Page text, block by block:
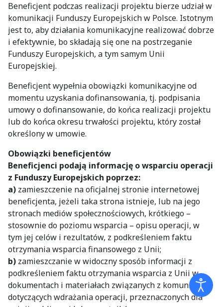
Beneficjent podczas realizacji projektu bierze udział w
komunikacji Funduszy Europejskich w Polsce. Istotnym
jest to, aby działania komunikacyjne realizować dobrze
i efektywnie, bo składają się one na postrzeganie
Funduszy Europejskich, a tym samym Unii
Europejskiej.
Beneficjent wypełnia obowiązki komunikacyjne od
momentu uzyskania dofinansowania, tj. podpisania
umowy o dofinansowanie, do końca realizacji projektu
lub do końca okresu trwałości projektu, który został
określony w umowie.
Obowiązki beneficjentów
Beneficjenci podają informację o wsparciu operacji
z Funduszy Europejskich poprzez:
a) zamieszczenie na oficjalnej stronie internetowej
beneficjenta, jeżeli taka strona istnieje, lub na jego
stronach mediów społecznościowych, krótkiego –
stosownie do poziomu wsparcia – opisu operacji, w
tym jej celów i rezultatów, z podkreśleniem faktu
otrzymania wsparcia finansowego z Unii;
b) zamieszczanie w widoczny sposób informacji z
podkreśleniem faktu otrzymania wsparcia z Unii w
dokumentach i materiałach związanych z komunikacją
dotyczących wdrażania operacji, przeznaczonych dla